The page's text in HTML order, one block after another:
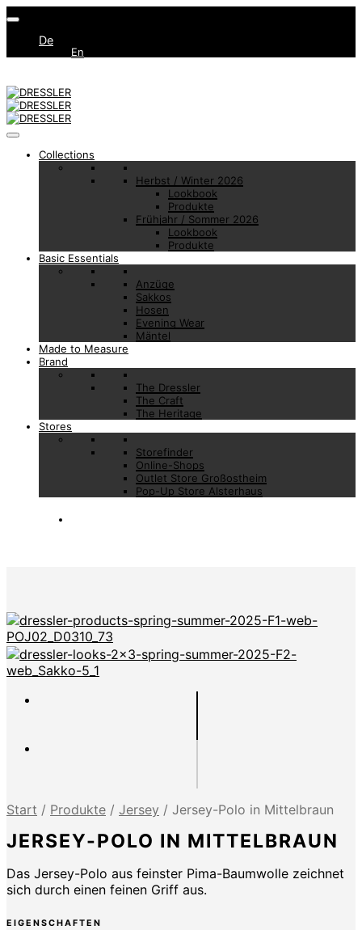
De
En
Collections
Herbst / Winter 2026
Lookbook
Produkte
Frühjahr / Sommer 2026
Lookbook
Produkte
Basic Essentials
Anzüge
Sakkos
Hosen
Evening Wear
Mäntel
Made to Measure
Brand
The Dressler
The Craft
The Heritage
Stores
Storefinder
Online-Shops
Outlet Store Großostheim
Pop-Up Store Alsterhaus
Start / Produkte / Jersey / Jersey-Polo in Mittelbraun
JERSEY-POLO IN MITTELBRAUN
Das Jersey-Polo aus feinster Pima-Baumwolle zeichnet
sich durch einen feinen Griff aus.
EIGENSCHAFTEN